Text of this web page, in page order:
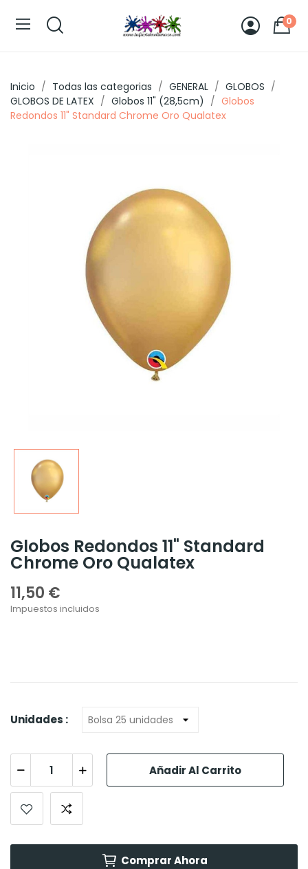
0
Inicio Todas las categorias GENERAL
GLOBOS
GLOBOS DE LATEX
Globos 11" (28,5cm)
Globos
Redondos 11" Standard Chrome Oro Qualatex
Globos Redondos 11" Standard
Chrome Oro Qualatex
11,50 €
Impuestos incluidos
Unidades :
Añadir Al Carrito
Comprar Ahora